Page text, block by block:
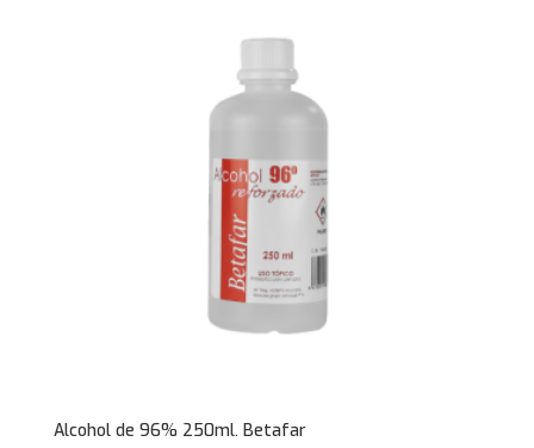
Alcohol de 96% 250ml. Betafar